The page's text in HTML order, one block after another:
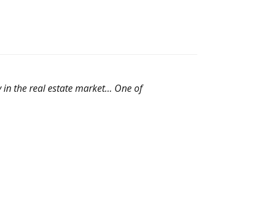
in the real estate market… One of